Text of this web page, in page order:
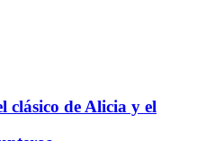
clásico de Alicia y el